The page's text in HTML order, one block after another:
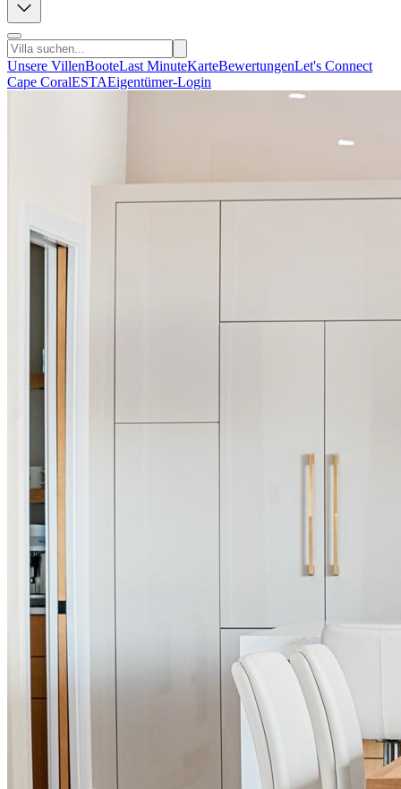
Unsere VillenBooteLast MinuteKarteBewertungenLet's Connect
Cape CoralESTAEigentümer-Login